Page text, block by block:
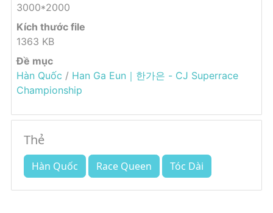
3000*2000
Kích thước file
1363 KB
Đề mục
Hàn Quốc / Han Ga Eun｜한가은 - CJ Superrace
Championship
Thẻ
Hàn Quốc Race Queen Tóc Dài